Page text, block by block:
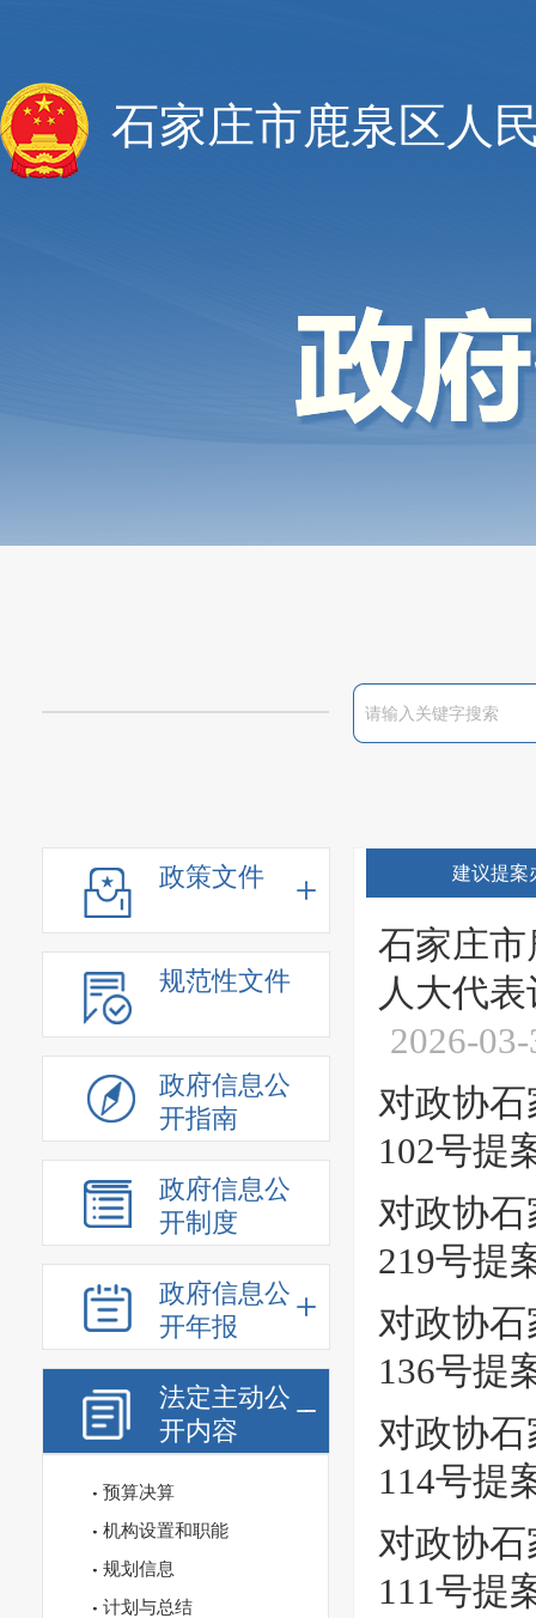
石家庄市鹿泉区人
政策文件
规范性文件
政府信息公
开指南
政府信息公
开制度
政府信息公
开年报
法定主动公
开内容
预算决算
机构设置和职能
规划信息
计划与总结
建议提案
石家庄
人大代
2026-
对政协
102号提
对政协
219号提
对政协
136号提
对政协
114号提
对政协
111号提